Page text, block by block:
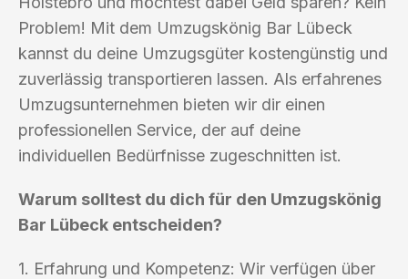
Problem! Mit dem Umzugskönig Bar Lübeck
kannst du deine Umzugsgüter kostengünstig und
zuverlässig transportieren lassen. Als erfahrenes
Umzugsunternehmen bieten wir dir einen
professionellen Service, der auf deine
individuellen Bedürfnisse zugeschnitten ist.
Warum solltest du dich für den Umzugskönig
Bar Lübeck entscheiden?
1. Erfahrung und Kompetenz: Wir verfügen über